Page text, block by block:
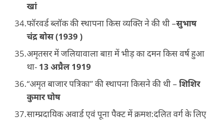
खां
फॉरवर्ड ब्लॉक की स्थापना किस व्यक्ति ने की थी –सुभाष
चंद्र बोस (1939 )
अमृतसर में जलियावाला बाग़ में भीड़ का दमन किस वर्ष हुआ
था- 13 अप्रैल 1919
“अमृत बाजार पत्रिका” की स्थापना किसने की थी – शिशिर
कुमार घोष
साम्प्रदायिक अवार्ड एवं पूना पैक्ट में क्रमश:दलित वर्ग के लिए